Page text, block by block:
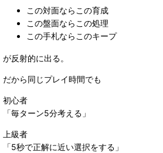
この対面ならこの育成
この盤面ならこの処理
この手札ならこのキープ
が反射的に出る。
だから同じプレイ時間でも
初心者
「毎ターン5分考える」
上級者
「5秒で正解に近い選択をする」